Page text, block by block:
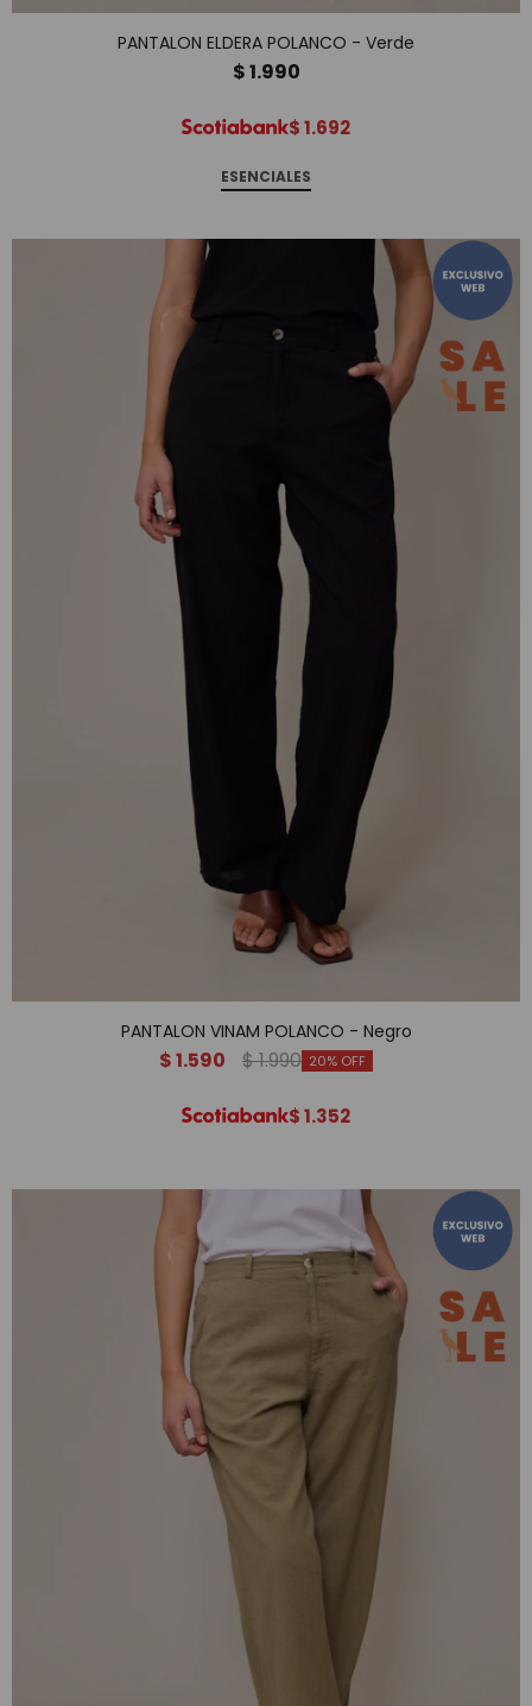
PANTALON ELDERA POLANCO - Verde
$1.990
$1.692
ESENCIALES
PANTALON VINAM POLANCO - Negro
$1.590 $1.990 20
$1.352